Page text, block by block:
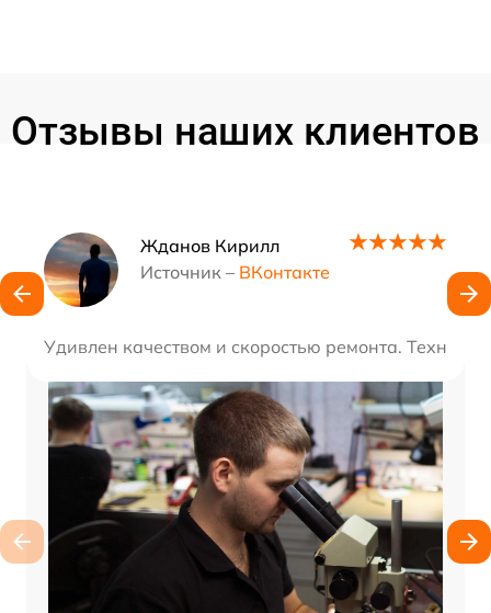
Отзывы наших клиентов
Жданов Кирилл
Источник – ВКонтакте
Удивлен качеством и скоростью ремонта.
Наши мастера